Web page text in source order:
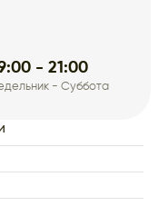
- 21:00
- Суббота